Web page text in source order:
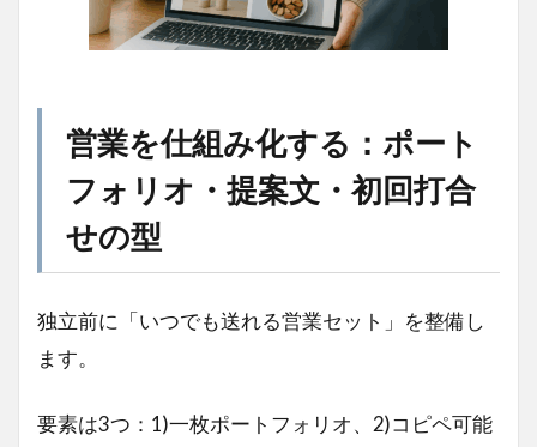
営業を仕組み化する：ポート
フォリオ・提案文・初回打合
せの型
独立前に「いつでも送れる営業セット」を整備し
ます。
要素は3つ：1)一枚ポートフォリオ、2)コピペ可能